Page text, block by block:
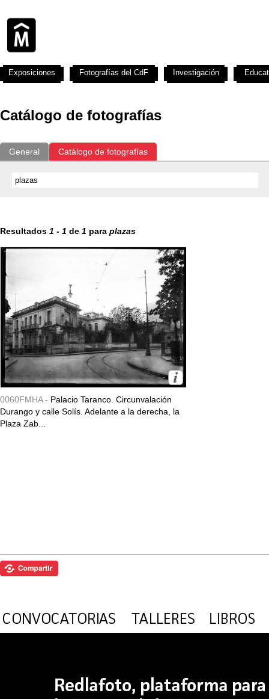
Catálogo de fotografías
General Catálogo de fotografías
Resultados 1 - 1 de 1 para plazas
0060FMHA - Palacio Taranco. Circunvalación
Durango y calle Solís. Adelante a la derecha, la
Plaza Zab...
Exposiciones Fotografías del CdF Investigación